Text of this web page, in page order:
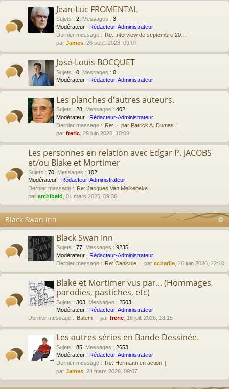
Jean-Luc FROMENTAL
Sujets : 2 Messages : 3
Modérateur : Rédacteur-Administrateur
Dernier message : Re: Interview de septembre 20…
par James , 26 sept. 2023, 09:07
José-Louis BOCQUET
Sujets : 0 Messages : 0
Modérateur : Rédacteur-Administrateur
Les planches d'autres auteurs.
Sujets : 28 Messages : 402
Modérateur : Rédacteur-Administrateur
Dernier message : Re: ... par Patrick A. Dumas
par freric , 29 juin 2026, 10:09
Les personnes en relation avec Edgar P. JACOBS
et/ou Blake et Mortimer
Sujets : 70 Messages : 102
Modérateur : Rédacteur-Administrateur
Dernier message : Re: Jacques Van Melkebeke
par archibald , 01 mars 2026, 09:36
Black Swan Inn
Black Swan Inn
Sujets : 77 Messages : 9235
Modérateur : Rédacteur-Administrateur
Dernier message : Re: Canicule par ccharlie , 26 juin 2026, 22:10
Blake et Mortimer vus par... (Hommages,
parodies, pastiches, etc)
Sujets : 303 Messages : 2503
Modérateur : Rédacteur-Administrateur
Dernier message : Batem par freric , 16 juil. 2026, 18:15
Les autres séries en Bande Dessinée.
Sujets : 85 Messages : 2653
Modérateur : Rédacteur-Administrateur
Dernier message : Re: Hermann en action
par James , 24 mars 2026, 09:07